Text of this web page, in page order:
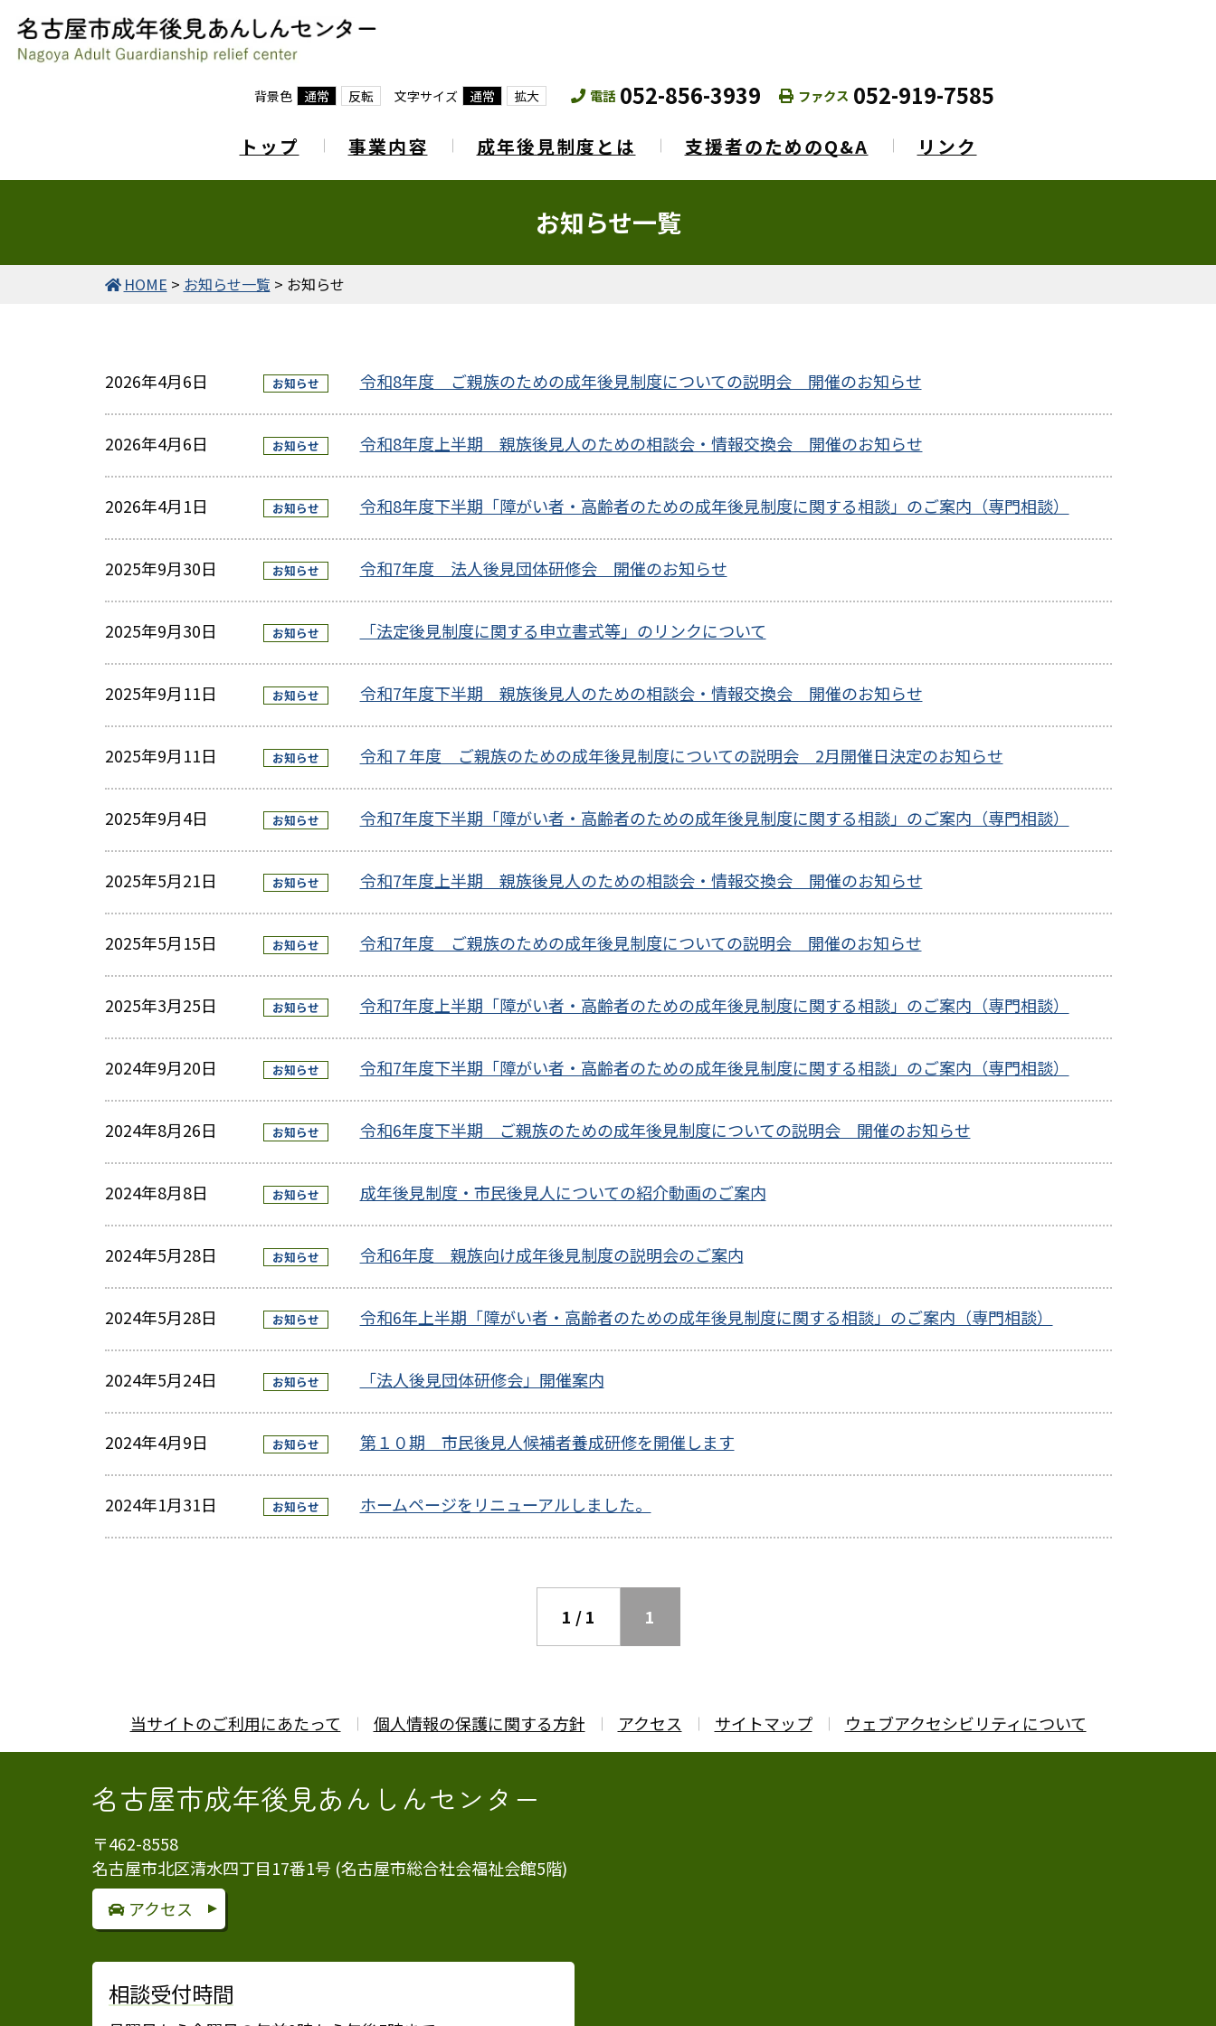
背景色 通常 反転 文字サイズ 通常 拡大 電話 052-856-3939 ファクス 052-919-7585
トップ 事業内容 成年後見制度とは 支援者のためのQ&A リンク
お知らせ一覧
HOME > お知らせ一覧 > お知らせ
2026年4月6日 お知らせ 令和8年度 ご親族のための成年後見制度についての説明会 開催のお知らせ
2026年4月6日 お知らせ 令和8年度上半期 親族後見人のための相談会・情報交換会 開催のお知らせ
2026年4月1日 お知らせ 令和8年度下半期「障がい者・高齢者のための成年後見制度に関する相談」のご案内（専門相談）
2025年9月30日 お知らせ 令和7年度 法人後見団体研修会 開催のお知らせ
2025年9月30日 お知らせ 「法定後見制度に関する申立書式等」のリンクについて
2025年9月11日 お知らせ 令和7年度下半期 親族後見人のための相談会・情報交換会 開催のお知らせ
2025年9月11日 お知らせ 令和７年度 ご親族のための成年後見制度についての説明会 2月開催日決定のお知らせ
2025年9月4日 お知らせ 令和7年度下半期「障がい者・高齢者のための成年後見制度に関する相談」のご案内（専門相談）
2025年5月21日 お知らせ 令和7年度上半期 親族後見人のための相談会・情報交換会 開催のお知らせ
2025年5月15日 お知らせ 令和7年度 ご親族のための成年後見制度についての説明会 開催のお知らせ
2025年3月25日 お知らせ 令和7年度上半期「障がい者・高齢者のための成年後見制度に関する相談」のご案内（専門相談）
2024年9月20日 お知らせ 令和7年度下半期「障がい者・高齢者のための成年後見制度に関する相談」のご案内（専門相談）
2024年8月26日 お知らせ 令和6年度下半期 ご親族のための成年後見制度についての説明会 開催のお知らせ
2024年8月8日 お知らせ 成年後見制度・市民後見人についての紹介動画のご案内
2024年5月28日 お知らせ 令和6年度 親族向け成年後見制度の説明会のご案内
2024年5月28日 お知らせ 令和6年上半期「障がい者・高齢者のための成年後見制度に関する相談」のご案内（専門相談）
2024年5月24日 お知らせ 「法人後見団体研修会」開催案内
2024年4月9日 お知らせ 第１０期 市民後見人候補者養成研修を開催します
2024年1月31日 お知らせ ホームページをリニューアルしました。
1 / 1 1
当サイトのご利用にあたって 個人情報の保護に関する方針 アクセス サイトマップ ウェブアクセシビリティについて
名古屋市成年後見あんしんセンター
〒462-8558
名古屋市北区清水四丁目17番1号 (名古屋市総合社会福祉会館5階)
アクセス
相談受付時間